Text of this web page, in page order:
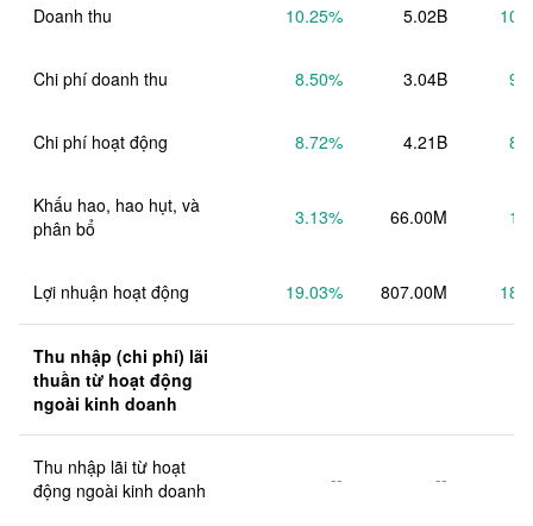
Doanh thu 10.25% 5.02B
Chi phí doanh thu 8.50% 3.04B
Chi phí hoạt động 8.72% 4.21B
Khấu hao, hao hụt, và
phân bổ
3.13% 66.00M
Lợi nhuận hoạt động 19.03% 807.00M
Thu nhập (chi phí) lãi
thuần từ hoạt động
ngoài kinh doanh
Thu nhập lãi từ hoạt
động ngoài kinh doanh
-- --